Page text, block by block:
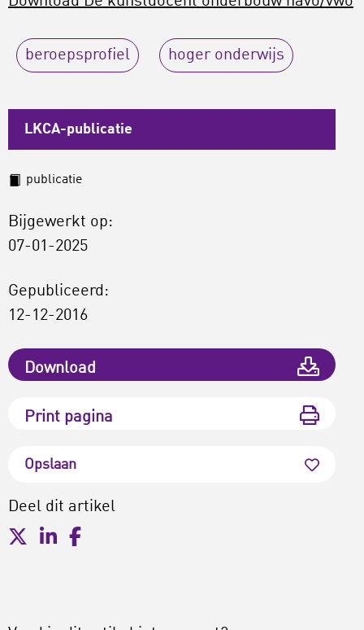
beroepsprofiel hoger onderwijs
LKCA-publicatie
publicatie
Bijgewerkt op:
07-01-2025
Gepubliceerd:
12-12-2016
Download
Print pagina
Opslaan
Deel dit artikel